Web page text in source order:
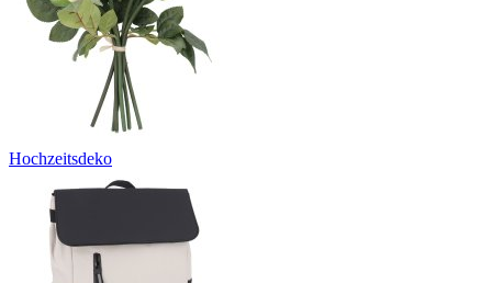
Hochzeitsdeko